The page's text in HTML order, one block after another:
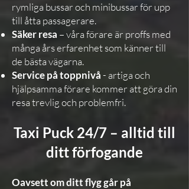
rymliga bussar och minibussar för upp
till åtta passagerare.
Säker resa – våra förare är proffs med
många års erfarenhet som känner till
de bästa vägarna.
Service på toppnivå- artiga och
hjälpsamma förare kommer att göra din
resa trevlig och problemfri.
Taxi Puck 24/7 – alltid till
ditt förfogande
Oavsett om ditt flyg går på